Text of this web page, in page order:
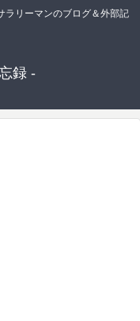
ラリーマンのブログ＆外部記
録 -